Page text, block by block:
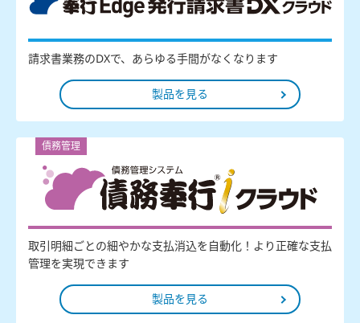
請求書業務のDXで、あらゆる手間がなくなります
製品を見る
債務管理
取引明細ごとの細やかな支払消込を自動化！より正確な支払
管理を実現できます
製品を見る